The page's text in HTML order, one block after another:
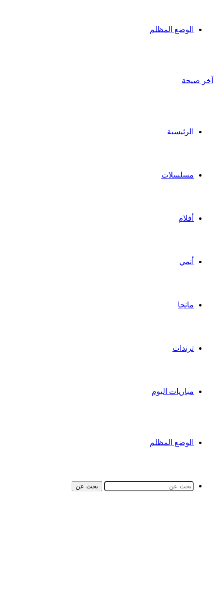
الوضع المظلم
آخر صيحة
الرئيسية
مسلسلات
أفلام
أنمي
مانجا
ترندات
مباريات اليوم
الوضع المظلم
بحث عن